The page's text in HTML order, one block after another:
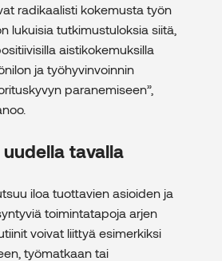
radikaalisti kokemusta työn
lukuisia tutkimustuloksia siitä,
aistikokemuksilla
ja työhyvinvoinnin
paranemiseen”,
tavalla
iloa tuottavien asioiden ja
toimintatapoja arjen
voivat liittyä esimerkiksi
työmatkaan tai